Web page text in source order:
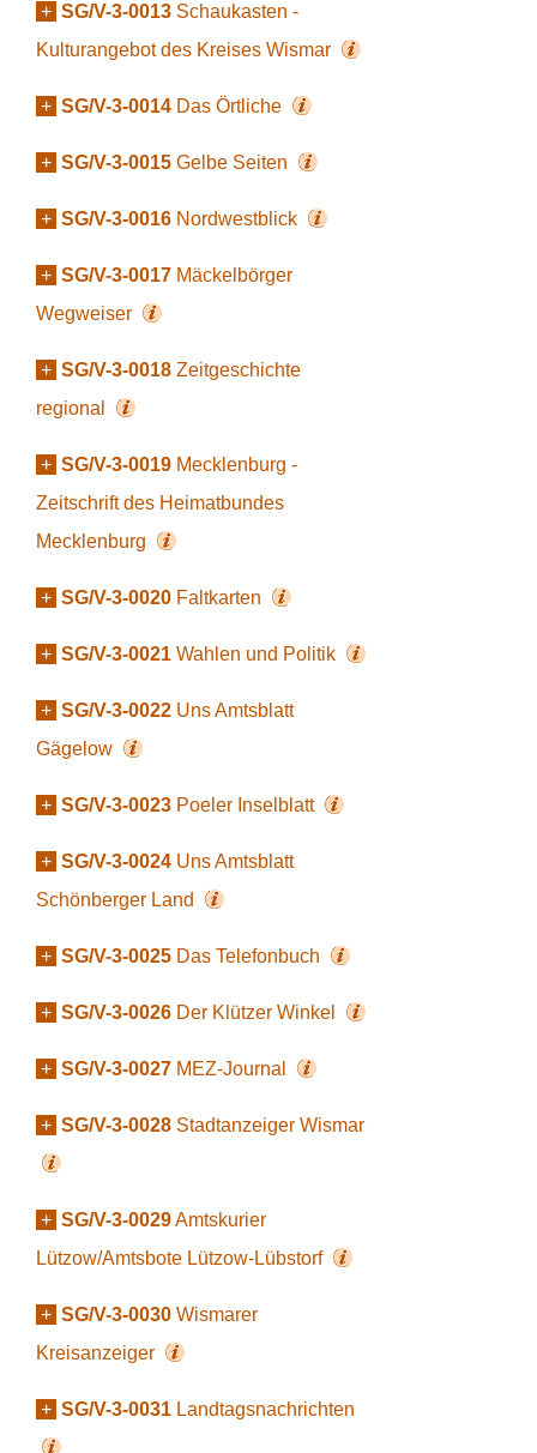
+ SG/V-3-0013 Schaukasten -
Kulturangebot des Kreises Wismar
+ SG/V-3-0014 Das Örtliche
+ SG/V-3-0015 Gelbe Seiten
+ SG/V-3-0016 Nordwestblick
+ SG/V-3-0017 Mäckelbörger
Wegweiser
+ SG/V-3-0018 Zeitgeschichte
regional
+ SG/V-3-0019 Mecklenburg -
Zeitschrift des Heimatbundes
Mecklenburg
+ SG/V-3-0020 Faltkarten
+ SG/V-3-0021 Wahlen und Politik
+ SG/V-3-0022 Uns Amtsblatt
Gägelow
+ SG/V-3-0023 Poeler Inselblatt
+ SG/V-3-0024 Uns Amtsblatt
Schönberger Land
+ SG/V-3-0025 Das Telefonbuch
+ SG/V-3-0026 Der Klützer Winkel
+ SG/V-3-0027 MEZ-Journal
+ SG/V-3-0028 Stadtanzeiger Wismar
+ SG/V-3-0029Amtskurier
Lützow/Amtsbote Lützow-Lübstorf
+ SG/V-3-0030 Wismarer
Kreisanzeiger
+ SG/V-3-0031 Landtagsnachrichten